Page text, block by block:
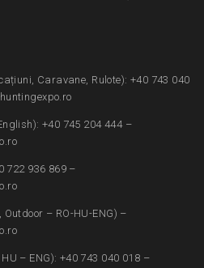
Caravane, Rulote): +40 743 040
+40 745 204 444 –
722 936 869 –
– RO-HU-ENG) –
– ENG): +40 743 040 018 –